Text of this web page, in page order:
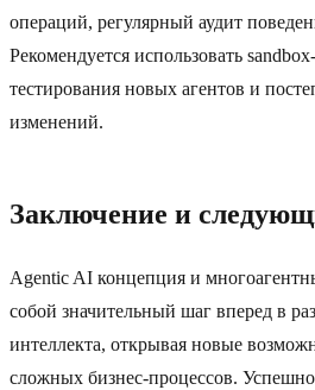
операций, регулярный аудит
Рекомендуется использовать
тестирования новых агентов и
изменений.
Заключение и
Agentic AI концепция и
собой значительный шаг вперед в
интеллекта, открывая новые
сложных бизнес-процессов.